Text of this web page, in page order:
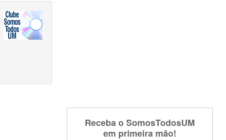
Receba o SomosTodosUM
em primeira mão!